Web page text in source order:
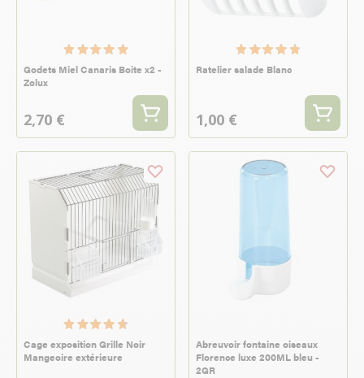
Godets Miel Canaris Boite x2 -
Zolux
2,70 €
Ratelier salade Blanc
1,00 €
Cage exposition Grille Noir
Mangeoire extérieure
Abreuvoir fontaine oiseaux
Florence luxe 200ML bleu -
2GR